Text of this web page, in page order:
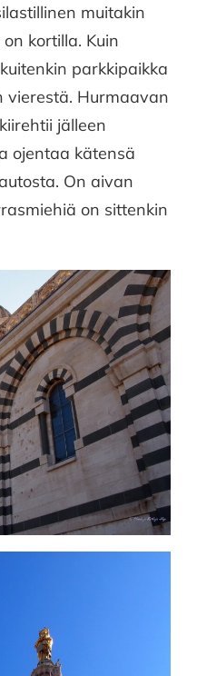
muitakin
kortilla. Kuin
parkkipaikka
vierestä. Hurmaavan
jälleen
ojentaa kätensä
On aivan
on sittenkin